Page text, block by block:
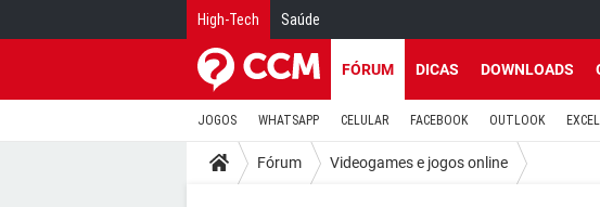
High-Tech Saúde
FÓRUM DICAS DOWNLOADS
JOGOS WHATSAPP CELULAR FACEBOOK OUTLOOK EXCEL
Fórum Videogames e jogos online